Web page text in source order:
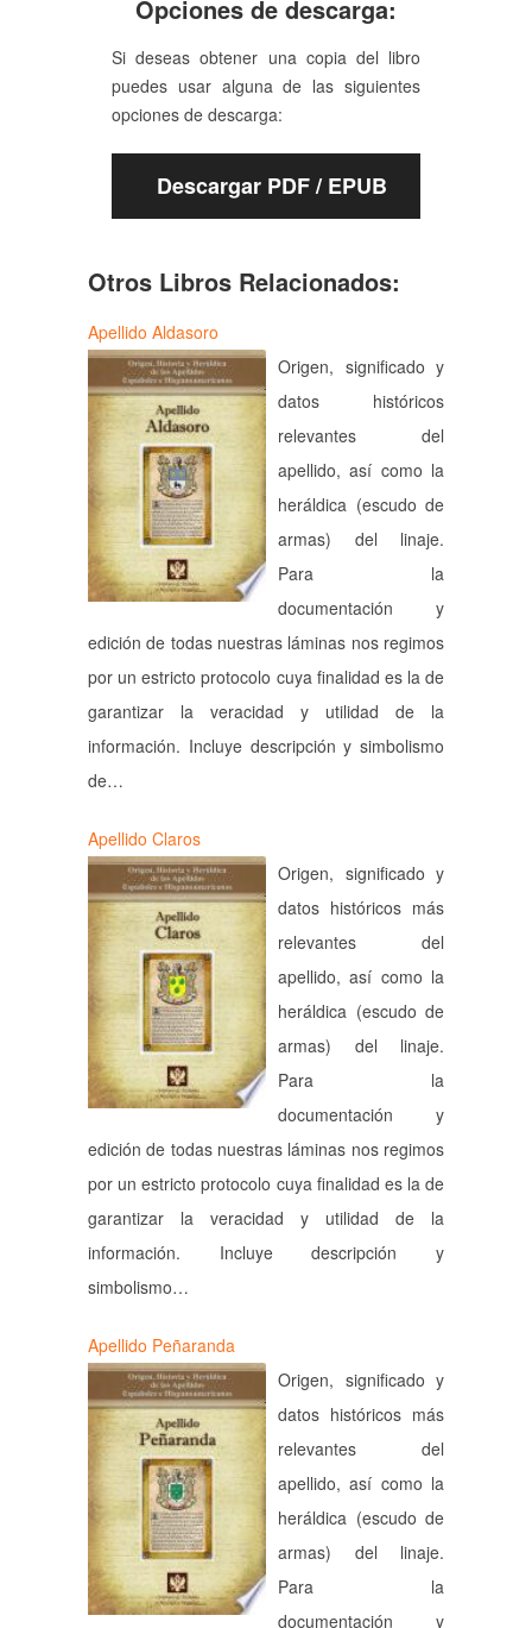
Opciones de descarga:
Si deseas obtener una copia del libro
puedes usar alguna de las siguientes
opciones de descarga:
Descargar PDF / EPUB
Otros Libros Relacionados:
Apellido Aldasoro
Origen, significado y
datos históricos
relevantes del
apellido, así como la
heráldica (escudo de
armas) del linaje.
Para la
documentación y
edición de todas nuestras láminas nos regimos
por un estricto protocolo cuya finalidad es la de
garantizar la veracidad y utilidad de la
información. Incluye descripción y simbolismo
de…
Apellido Claros
Origen, significado y
datos históricos más
relevantes del
apellido, así como la
heráldica (escudo de
armas) del linaje.
Para la
documentación y
edición de todas nuestras láminas nos regimos
por un estricto protocolo cuya finalidad es la de
garantizar la veracidad y utilidad de la
información. Incluye descripción y
simbolismo…
Apellido Peñaranda
Origen, significado y
datos históricos más
relevantes del
apellido, así como la
heráldica (escudo de
armas) del linaje.
Para la
documentación y